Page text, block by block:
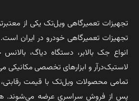
تجهیزات تعمیرگاهی ویل‌تک یکی از
تجهیزات تعمیرگاهی خودرو در ایران
انواع جک بالابر، دستگاه دیاگ،
لاستیک‌درآر و ابزارهای تخصصی مکانیکی
تمامی محصولات ویل‌تک با قیمت
پس از فروش سراسری عرضه می‌شوند.